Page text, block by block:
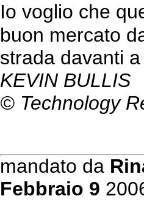
Io voglio che
buon mercato
strada davanti
KEVIN BULLIS
© Technology
mandato da
Febbraio 9